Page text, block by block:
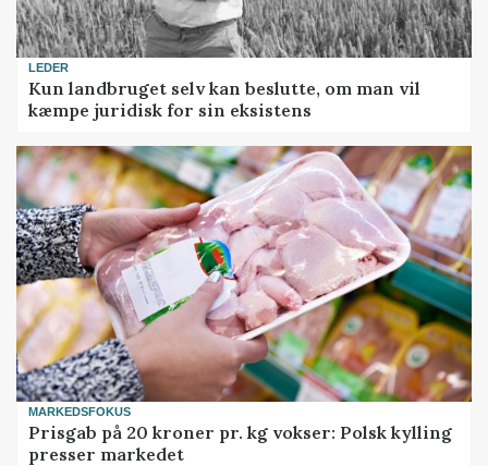
LEDER
Kun landbruget selv kan beslutte, om man vil
kæmpe juridisk for sin eksistens
MARKEDSFOKUS
Prisgab på 20 kroner pr. kg vokser: Polsk kylling
presser markedet